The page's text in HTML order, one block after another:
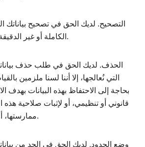
الكاملة أو غير الدقيقة التي نُعالجها.
التي نُعالجها، إلا أننا لسنا ملزمين
بحاجة إلى الاحتفاظ بهذه البيانات بهدف
قانوني أو تنظيمي، أو لإثبات صلاحية هذه
ممارستها، أو الدفاع عنها.